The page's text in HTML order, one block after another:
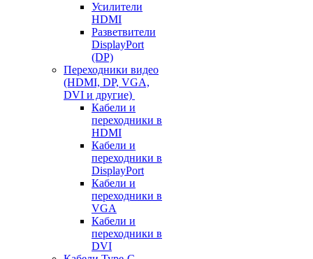
Усилители
HDMI
Разветвители
DisplayPort
(DP)
Переходники видео
(HDMI, DP, VGA,
DVI и другие)
Кабели и
переходники в
HDMI
Кабели и
переходники в
DisplayPort
Кабели и
переходники в
VGA
Кабели и
переходники в
DVI